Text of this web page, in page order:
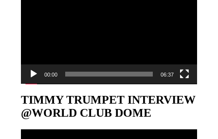
00:00 06:37
TIMMY TRUMPET INTERVIEW
@WORLD CLUB DOME